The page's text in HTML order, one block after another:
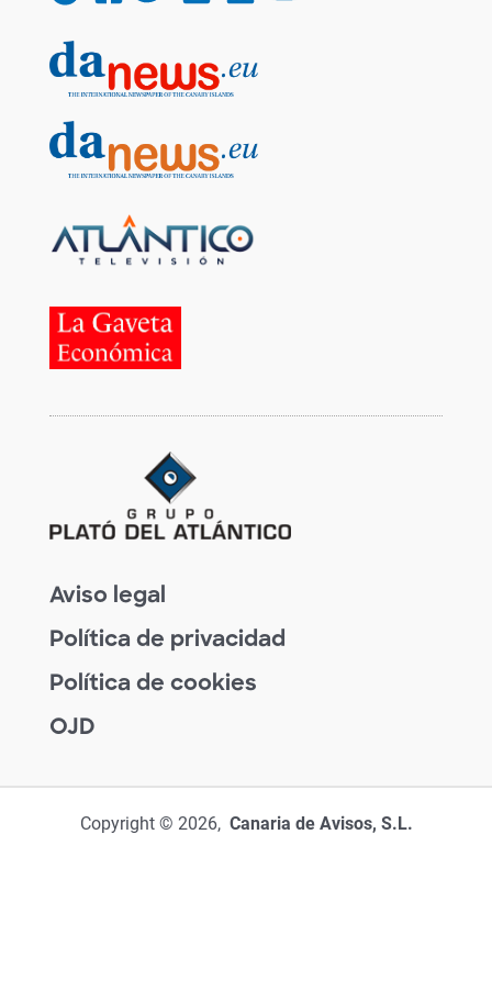
Aviso legal
Política de privacidad
Política de cookies
OJD
Copyright © 2026, Canaria de Avisos, S.L.